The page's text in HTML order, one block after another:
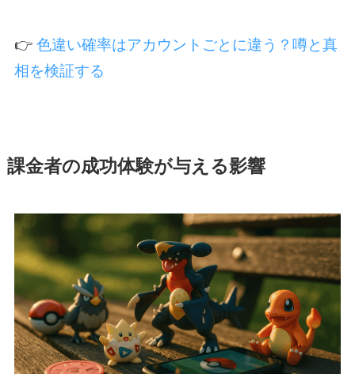
👉色違い確率はアカウントごとに違う？噂と真
相を検証する
課金者の成功体験が与える影響